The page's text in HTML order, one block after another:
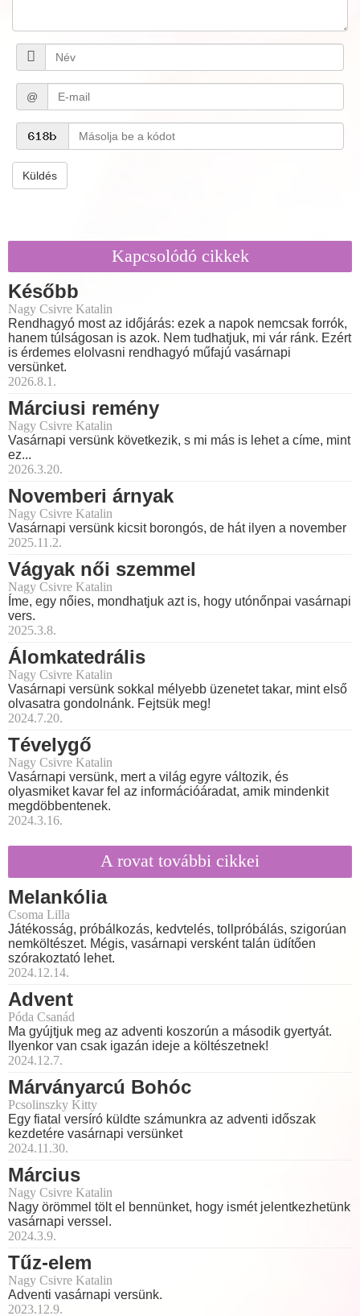
@
Küldés
Kapcsolódó cikkek
Később
Nagy Csivre Katalin
Rendhagyó most az időjárás: ezek a napok nemcsak forrók,
hanem túlságosan is azok. Nem tudhatjuk, mi vár ránk. Ezért
is érdemes elolvasni rendhagyó műfajú vasárnapi
versünket.
2026.8.1.
Márciusi remény
Nagy Csivre Katalin
Vasárnapi versünk következik, s mi más is lehet a címe, mint
ez...
2026.3.20.
Novemberi árnyak
Nagy Csivre Katalin
Vasárnapi versünk kicsit borongós, de hát ilyen a november
2025.11.2.
Vágyak női szemmel
Nagy Csivre Katalin
Íme, egy nőies, mondhatjuk azt is, hogy utónőnpai vasárnapi
vers.
2025.3.8.
Álomkatedrális
Nagy Csivre Katalin
Vasárnapi versünk sokkal mélyebb üzenetet takar, mint első
olvasatra gondolnánk. Fejtsük meg!
2024.7.20.
Tévelygő
Nagy Csivre Katalin
Vasárnapi versünk, mert a világ egyre változik, és
olyasmiket kavar fel az információáradat, amik mindenkit
megdöbbentenek.
2024.3.16.
A rovat további cikkei
Melankólia
Csoma Lilla
Játékosság, próbálkozás, kedvtelés, tollpróbálás, szigorúan
nemköltészet. Mégis, vasárnapi versként talán üdítően
szórakoztató lehet.
2024.12.14.
Advent
Póda Csanád
Ma gyújtjuk meg az adventi koszorún a második gyertyát.
Ilyenkor van csak igazán ideje a költészetnek!
2024.12.7.
Márványarcú Bohóc
Pcsolinszky Kitty
Egy fiatal versíró küldte számunkra az adventi időszak
kezdetére vasárnapi versünket
2024.11.30.
Március
Nagy Csivre Katalin
Nagy örömmel tölt el bennünket, hogy ismét jelentkezhetünk
vasárnapi verssel.
2024.3.9.
Tűz-elem
Nagy Csivre Katalin
Adventi vasárnapi versünk.
2023.12.9.